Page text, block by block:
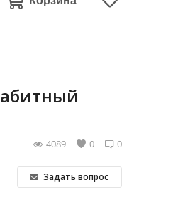
0
0
4089
Задать вопрос